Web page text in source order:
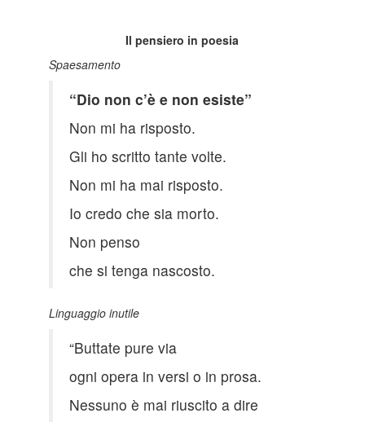
Il pensiero in poesia
Spaesamento
“Dio non c’è e non esiste”
Non mi ha risposto.
Gli ho scritto tante volte.
Non mi ha mai risposto.
Io credo che sia morto.
Non penso
che si tenga nascosto.
Linguaggio inutile
“Buttate pure via
ogni opera in versi o in prosa.
Nessuno è mai riuscito a dire